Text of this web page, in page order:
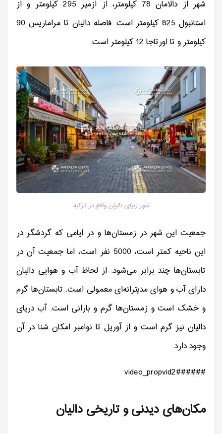
شهر از دالامان 78 کیلومتر، از ازمیر 295 کیلومتر و از
استانبول 825 کیلومتر است. فاصله دالیان تا مراماریس 90
کیلومتر و تا اورتاجا 12 کیلومتر است.
شهر زیبای دالیان واقع در ترکیه
جمعیت این شهر در زمستان‌ها و در ایامی که گردشگر در
این ناحیه کمتر است، 5000 نفر است، اما جمعیت آن در
تابستان‌ها چند برابر می‌شود. از لحاظ آب و هوایی دالیان
دارای آب و هوای مدیترانه‌ای معمولی است. تابستان‌ها گرم
و خشک است و زمستان‌ها گرم و بارانی است. آب دریای
دالیان نیز گرم است و از آوریل تا نوامبر امکان شنا در آن
وجود دارد.
###video_propvid2###
مکان‌های دیدنی و تاریخی دالیان